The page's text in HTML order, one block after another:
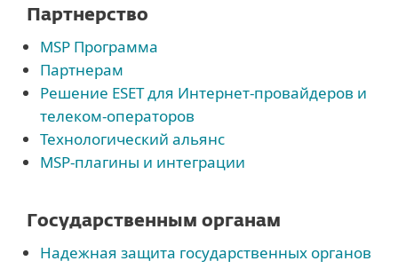
Партнерство
MSP Программа
Партнерам
Решение ESET для Интернет-провайдеров и
телеком-операторов
Технологический альянс
MSP-плагины и интеграции
Государственным органам
Надежная защита государственных органов